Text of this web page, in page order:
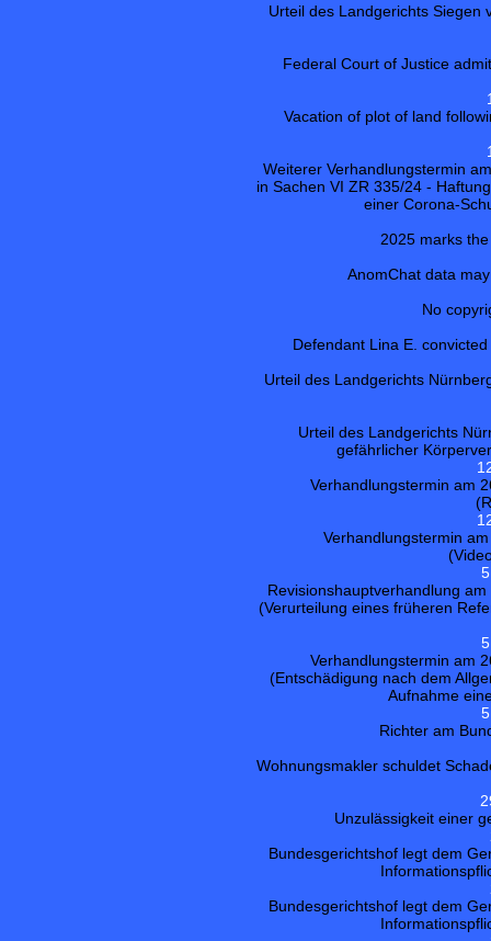
Urteil des Landgerichts Siegen
Federal Court of Justice
Vacation of plot of land
Weiterer Verhandlungstermin
in Sachen VI ZR 335/24 -
einer Corona-
2025 marks
AnomChat data
No
Defendant Lina E.
Urteil des Landgerichts
Urteil des Landgerichts
gefährlicher
Verhandlungstermin am
Verhandlungstermin
Revisionshauptverhandlung
(Verurteilung eines früheren
Verhandlungstermin am
(Entschädigung nach dem
Aufnahme
Richter am
Wohnungsmakler schuldet
Unzulässigkeit einer
Bundesgerichtshof legt dem
Bundesgerichtshof legt dem